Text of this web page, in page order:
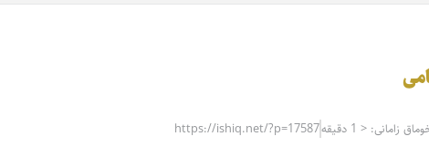
زامانی: < 1 دقیقه https://ishiq.net/?p=17587